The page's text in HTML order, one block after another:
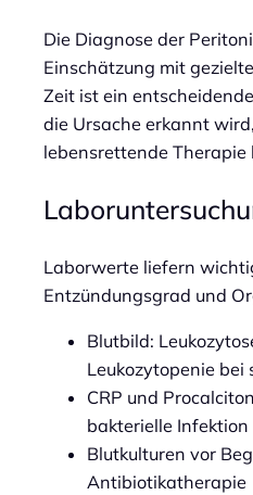
Die Diagnose der
Einschätzung mit
Zeit ist ein
die Ursache erkannt
lebensrettende Therapie
Laborwerte liefern
Entzündungsgrad und
Blutbild:
Leukozytopenie bei
CRP und
bakterielle
Blutkulturen vor
Antibiotikatherapie